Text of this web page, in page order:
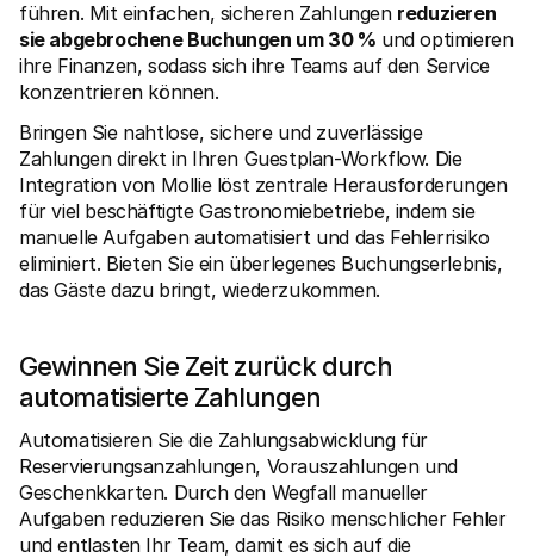
führen. Mit einfachen, sicheren Zahlungen reduzieren
sie abgebrochene Buchungen um 30 % und optimieren
ihre Finanzen, sodass sich ihre Teams auf den Service
konzentrieren können.
Bringen Sie nahtlose, sichere und zuverlässige
Zahlungen direkt in Ihren Guestplan-Workflow. Die
Integration von Mollie löst zentrale Herausforderungen
für viel beschäftigte Gastronomiebetriebe, indem sie
manuelle Aufgaben automatisiert und das Fehlerrisiko
eliminiert. Bieten Sie ein überlegenes Buchungserlebnis,
das Gäste dazu bringt, wiederzukommen.
Gewinnen Sie Zeit zurück durch
automatisierte Zahlungen
Automatisieren Sie die Zahlungsabwicklung für
Reservierungsanzahlungen, Vorauszahlungen und
Geschenkkarten. Durch den Wegfall manueller
Aufgaben reduzieren Sie das Risiko menschlicher Fehler
und entlasten Ihr Team, damit es sich auf die